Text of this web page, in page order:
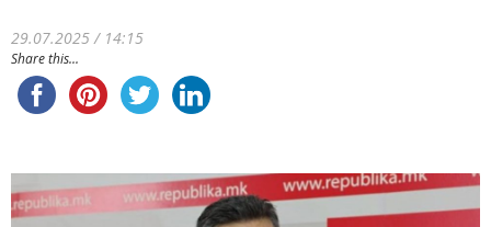
29.07.2025 / 14:15
Share this...